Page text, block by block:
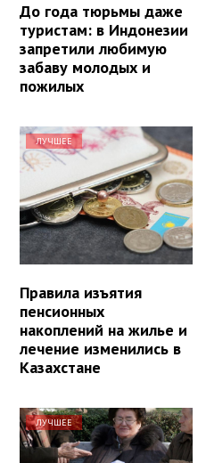
До года тюрьмы даже
туристам: в Индонезии
запретили любимую
забаву молодых и
пожилых
ЛУЧШЕЕ
Правила изъятия
пенсионных
накоплений на жилье и
лечение изменились в
Казахстане
ЛУЧШЕЕ